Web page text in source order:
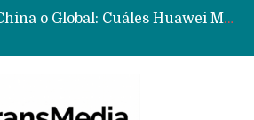
Data Centers de Huawei en Chile, México, Brasil,Perú y Argentina podrían verse afectados por arremetida de EE.UU